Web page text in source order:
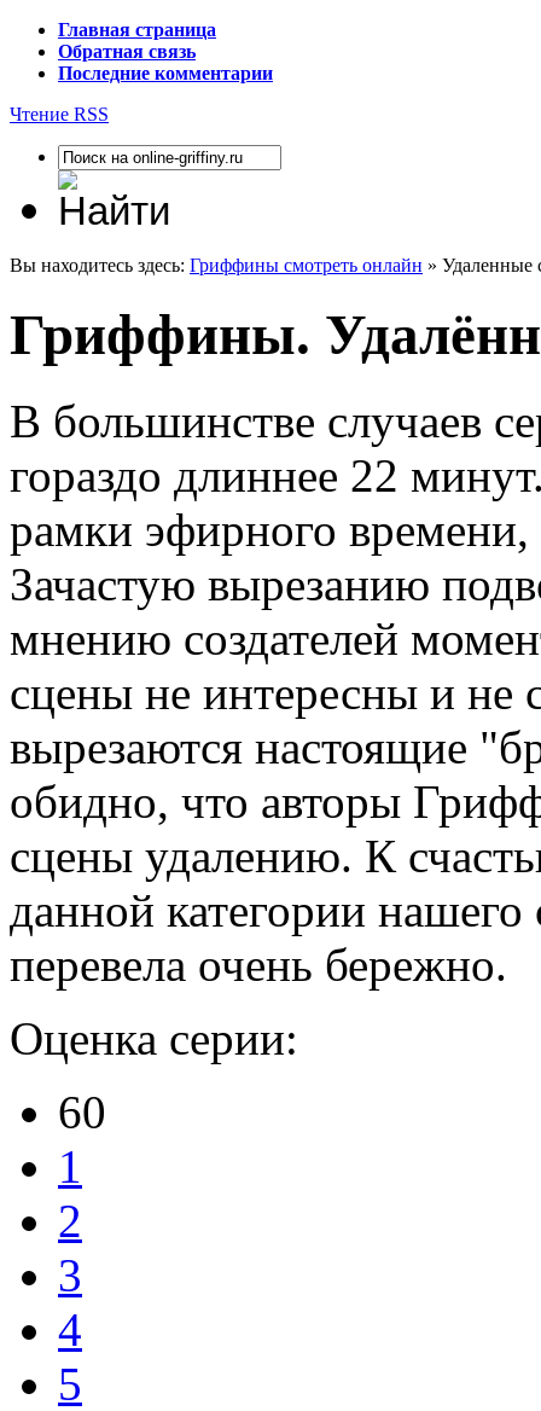
Главная страница
Обратная связь
Последние комментарии
Чтение RSS
Вы находитесь здесь: Гриффины смотреть онлайн » Удаленные
Гриффины.
В большинстве случаев
гораздо длиннее 22
рамки эфирного
Зачастую вырезанию
мнению создателей
сцены не интересны и
вырезаются настоящие
обидно, что авторы
сцены удалению. К
данной категории
перевела очень бережно.
Оценка серии:
60
1
2
3
4
5